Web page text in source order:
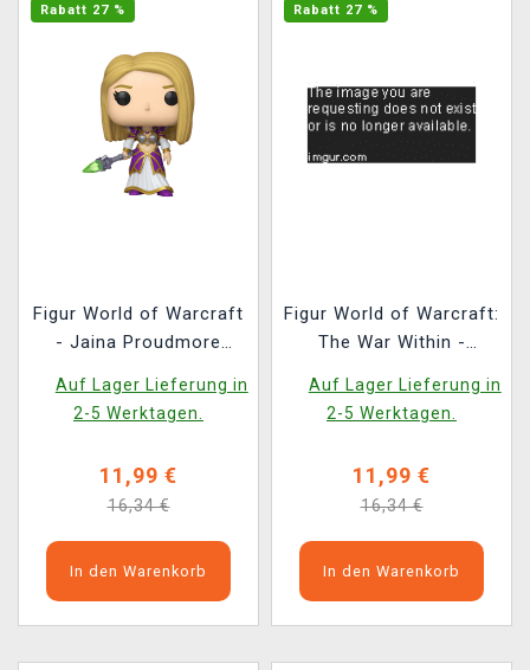
Rabatt 27 %
Figur World of Warcraft
- Jaina Proudmore
1100)
Auf Lager Lieferung in
2-5 Werktagen.
11,99 €
16,34 €
In den Warenkorb
Rabatt 27 %
Figur World of Warcraft:
The War Within -
Games 1102)
Auf Lager Lieferung in
2-5 Werktagen.
11,99 €
16,34 €
In den Warenkorb